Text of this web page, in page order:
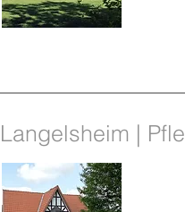
Langelsheim |
bei Goslar